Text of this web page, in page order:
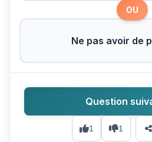
OU
Ne pas avoir de
1 1
Question